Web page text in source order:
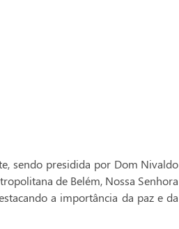
sendo presidida por Dom Nivaldo
de Belém, Nossa Senhora
a importância da paz e da